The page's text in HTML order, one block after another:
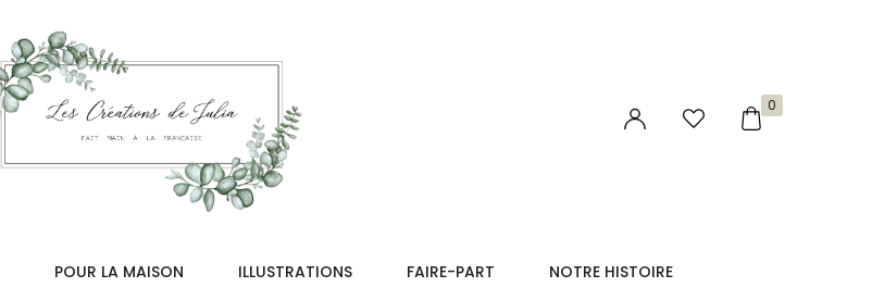
0
POUR LA MAISON ILLUSTRATIONS FAIRE-PART NOTRE HISTOIRE